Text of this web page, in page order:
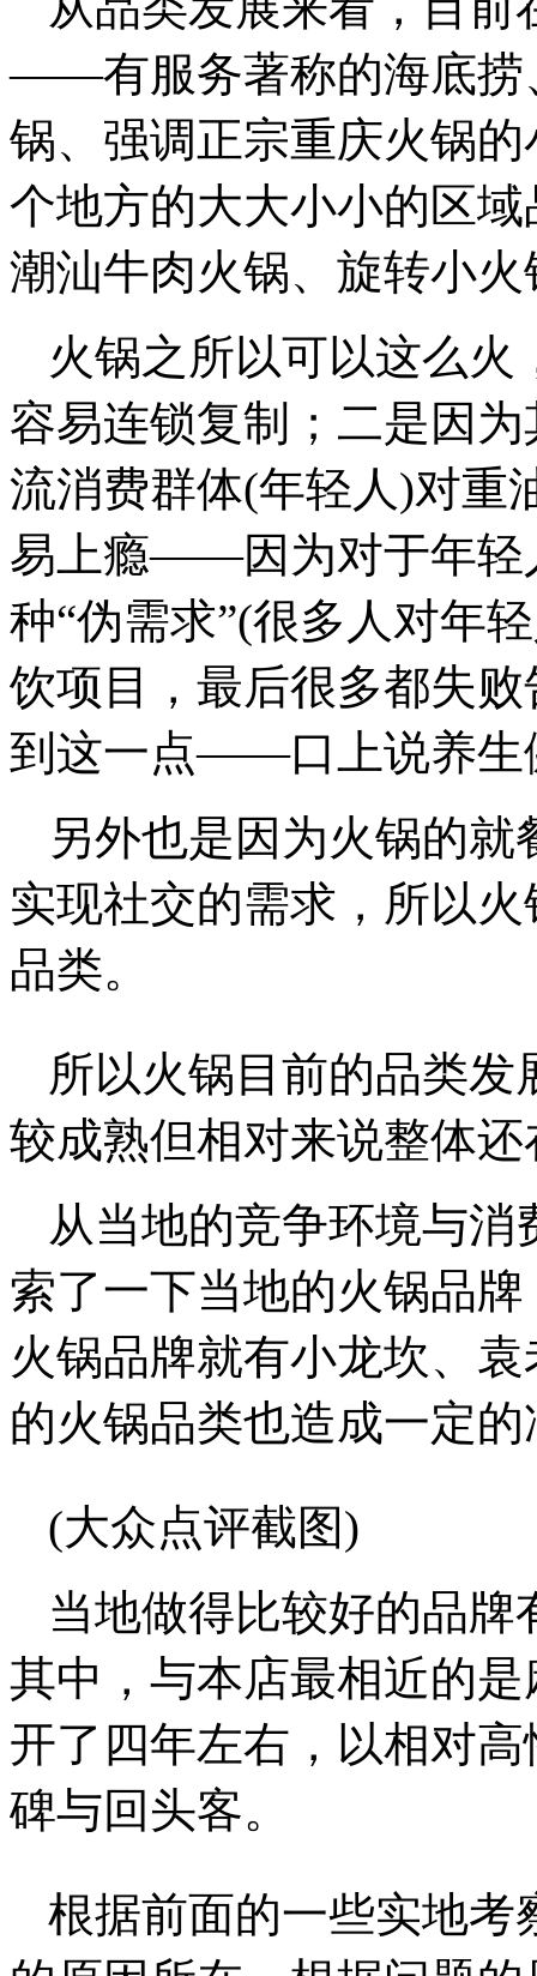
——有服务著称的海底捞
锅、强调正宗重庆火锅
个地方的大大小小的区
潮汕牛肉火锅、旋转小火
火锅之所以可以这么
容易连锁复制；二是因
流消费群体(年轻人)对重
易上瘾——因为对于年轻
种“伪需求”(很多人对年
饮项目，最后很多都失
到这一点——口上说养生
另外也是因为火锅的
实现社交的需求，所以
品类。
所以火锅目前的品类
较成熟但相对来说整体
从当地的竞争环境与
索了一下当地的火锅品
火锅品牌就有小龙坎、
的火锅品类也造成一定的
(大众点评截图)
当地做得比较好的品
其中，与本店最相近的
开了四年左右，以相对
碑与回头客。
根据前面的一些实地考